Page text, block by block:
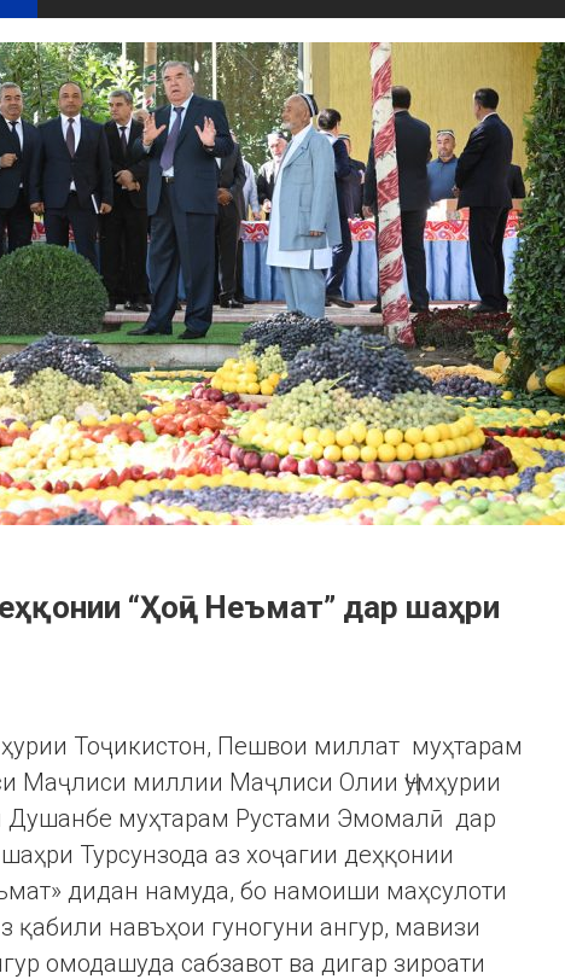
“Ҳоҷӣ Неъмат” дар шаҳри
Тоҷикистон, Пешвои миллат муҳтарам
Маҷлиси миллии Маҷлиси Олии Ҷумҳурии
Душанбе муҳтарам Рустами Эмомалӣ дар
Турсунзода аз хоҷагии деҳқонии
дидан намуда, бо намоиши маҳсулоти
қабили навъҳои гуногуни ангур, мавизи
омодашуда сабзавот ва дигар зироати